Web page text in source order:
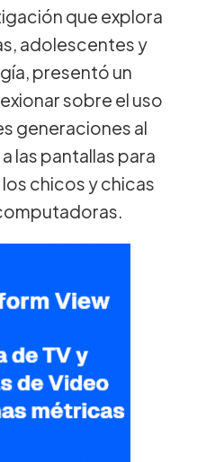
que explora
adolescentes y
presentó un
sobre el uso
generaciones al
las pantallas para
chicos y chicas